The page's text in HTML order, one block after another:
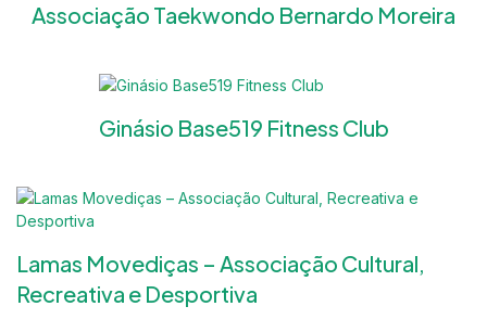
Associação Taekwondo Bernardo Moreira
Ginásio Base519 Fitness Club
Lamas Movediças – Associação Cultural,
Recreativa e Desportiva